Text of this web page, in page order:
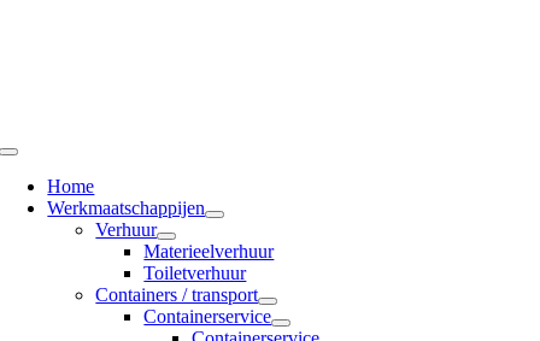
Toggle
NavigationHome
Werkmaatschappijen
Verhuur
Materieelverhuur
Toiletverhuur
Containers / transport
Containerservice